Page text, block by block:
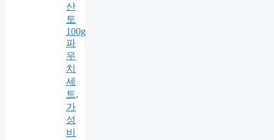
산
토
100g
파
우
치
세
트,
가
성
비